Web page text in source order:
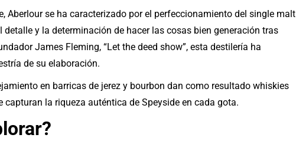
Aberlour se ha caracterizado por el perfeccionamiento del single malt
y la determinación de hacer las cosas bien generación tras
James Fleming, “Let the deed show”, esta destilería ha
de su elaboración.
en barricas de jerez y bourbon dan como resultado whiskies
la riqueza auténtica de Speyside en cada gota.